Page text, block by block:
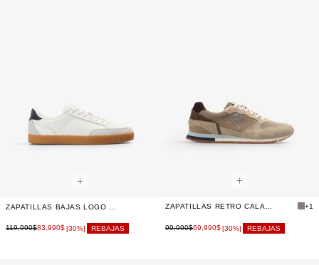
119,990$83,990$[30%] REBAJAS
+1
99,990$69,990$[30%] REBAJAS